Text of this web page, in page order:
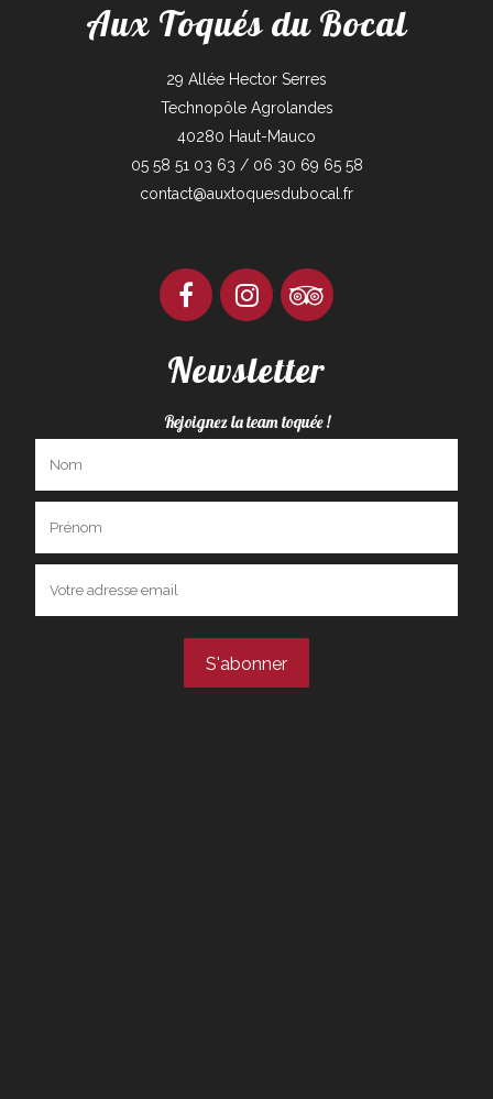
Aux Toqués du Bocal
29 Allée Hector Serres
Technopôle Agrolandes
40280 Haut-Mauco
05 58 51 03 63 / 06 30 69 65 58
contact@auxtoquesdubocal.fr
Newsletter
Rejoignez la team toquée !